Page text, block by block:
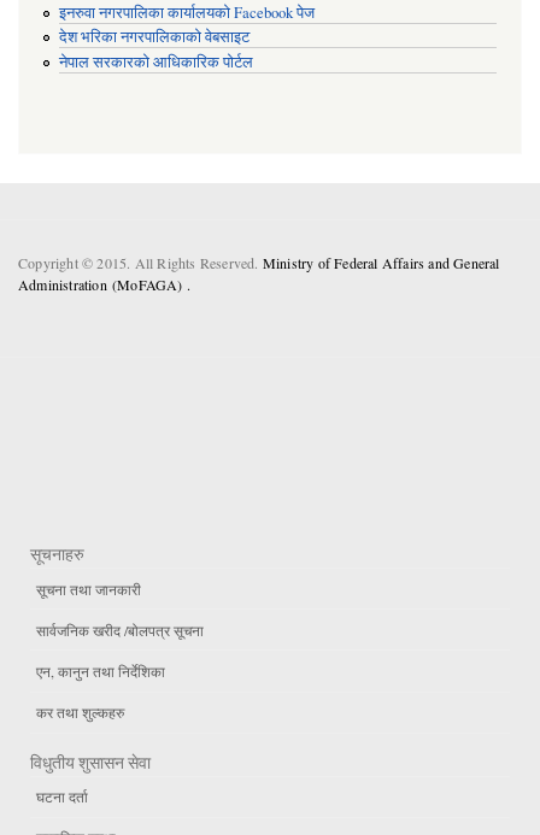
इनरुवा नगरपालिका कार्यालयको Facebook पेज
देश भरिका नगरपालिकाको वेबसाइट
नेपाल सरकारको आधिकारिक पोर्टल
Copyright © 2015. All Rights Reserved. Ministry of Federal Affairs and General
Administration (MoFAGA) .
सूचनाहरु
सूचना तथा जानकारी
सार्वजनिक खरीद /बोलपत्र सूचना
एन, कानुन तथा निर्देशिका
कर तथा शुल्कहरु
विधुतीय शुसासन सेवा
घटना दर्ता